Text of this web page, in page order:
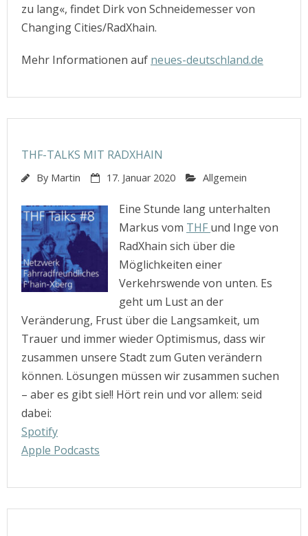
zu lang«, findet Dirk von Schneidemesser von
Changing Cities/RadXhain.
Mehr Informationen auf neues-deutschland.de
THF-TALKS MIT RADXHAIN
By Martin 17. Januar 2020 Allgemein
Eine Stunde lang unterhalten
Markus vom THF und Inge von
RadXhain sich über die
Möglichkeiten einer
Verkehrswende von unten. Es
geht um Lust an der
Veränderung, Frust über die Langsamkeit, um
Trauer und immer wieder Optimismus, dass wir
zusammen unsere Stadt zum Guten verändern
können. Lösungen müssen wir zusammen suchen
– aber es gibt sie!! Hört rein und vor allem: seid
dabei:
Spotify
Apple Podcasts